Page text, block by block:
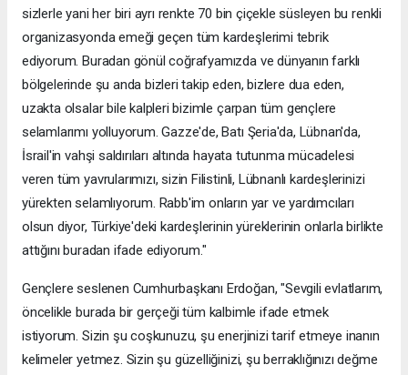
sizlerle yani her biri ayrı renkte 70 bin çiçekle süsleyen bu renkli
organizasyonda emeği geçen tüm kardeşlerimi tebrik
ediyorum. Buradan gönül coğrafyamızda ve dünyanın farklı
bölgelerinde şu anda bizleri takip eden, bizlere dua eden,
uzakta olsalar bile kalpleri bizimle çarpan tüm gençlere
selamlarımı yolluyorum. Gazze'de, Batı Şeria'da, Lübnan'da,
İsrail'in vahşi saldırıları altında hayata tutunma mücadelesi
veren tüm yavrularımızı, sizin Filistinli, Lübnanlı kardeşlerinizi
yürekten selamlıyorum. Rabb'im onların yar ve yardımcıları
olsun diyor, Türkiye'deki kardeşlerinin yüreklerinin onlarla birlikte
attığını buradan ifade ediyorum."
Gençlere seslenen Cumhurbaşkanı Erdoğan, "Sevgili evlatlarım,
öncelikle burada bir gerçeği tüm kalbimle ifade etmek
istiyorum. Sizin şu coşkunuzu, şu enerjinizi tarif etmeye inanın
kelimeler yetmez. Sizin şu güzelliğinizi, şu berraklığınızı değme